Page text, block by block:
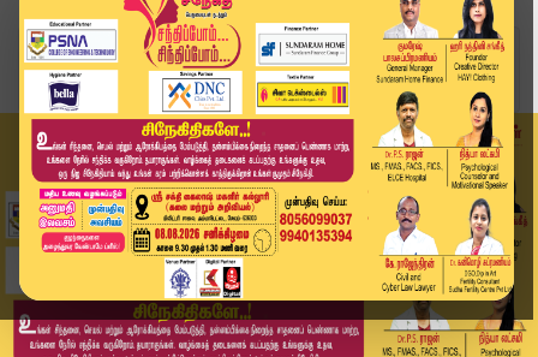
Home
வீடியோ ஸ்டோரி
கள் இறக்கினால் கள்ளச்சாராயம் வழக்கு.? #tnassemb...